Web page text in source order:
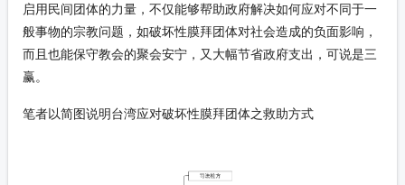
启用民间团体的力量，不仅能够帮助政府解决如何应对不同于一
般事物的宗教问题，如破坏性膜拜团体对社会造成的负面影响，
而且也能保守教会的聚会安宁，又大幅节省政府支出，可说是三
赢。
笔者以简图说明台湾应对破坏性膜拜团体之救助方式